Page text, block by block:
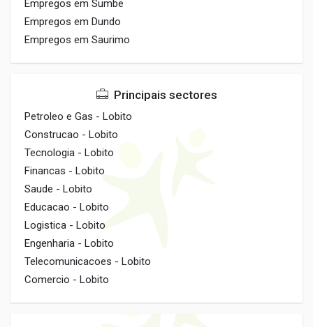
Empregos em Sumbe
Empregos em Dundo
Empregos em Saurimo
Principais sectores
Petroleo e Gas - Lobito
Construcao - Lobito
Tecnologia - Lobito
Financas - Lobito
Saude - Lobito
Educacao - Lobito
Logistica - Lobito
Engenharia - Lobito
Telecomunicacoes - Lobito
Comercio - Lobito